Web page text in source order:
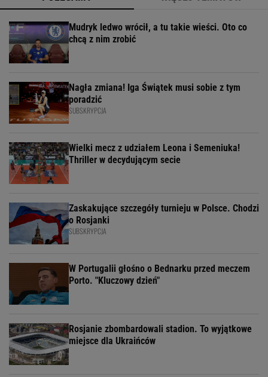
Mudryk ledwo wrócił, a tu takie wieści. Oto co
chcą z nim zrobić
Nagła zmiana! Iga Świątek musi sobie z tym
poradzić
SUBSKRYPCJA
Wielki mecz z udziałem Leona i Semeniuka!
Thriller w decydującym secie
Zaskakujące szczegóły turnieju w Polsce. Chodzi
o Rosjanki
SUBSKRYPCJA
W Portugalii głośno o Bednarku przed meczem
Porto. "Kluczowy dzień"
Rosjanie zbombardowali stadion. To wyjątkowe
miejsce dla Ukraińców